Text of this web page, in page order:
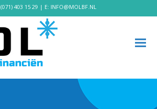
(071) 403 15 29 | E: INFO@MOLBF.NL